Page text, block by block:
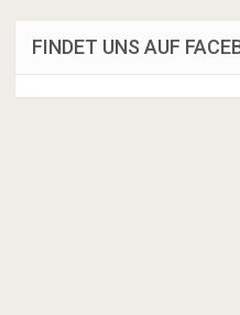
FINDET UNS AUF